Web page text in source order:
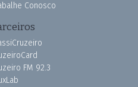
Conosco
FM 92.3